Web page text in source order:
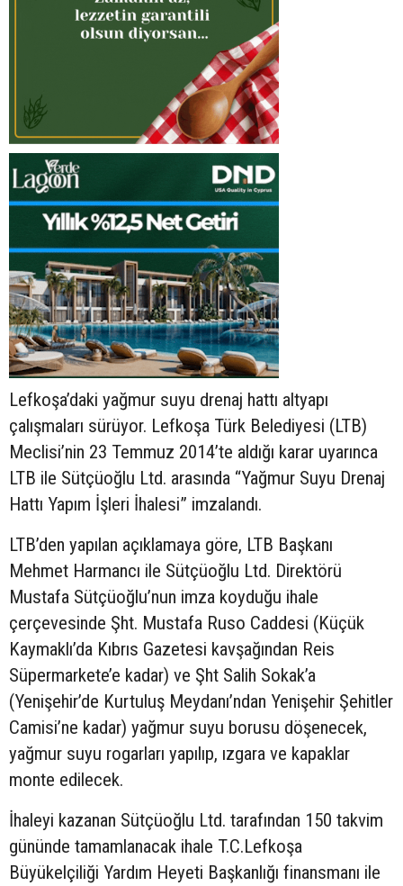
Lefkoşa’daki yağmur suyu drenaj hattı altyapı
çalışmaları sürüyor. Lefkoşa Türk Belediyesi (LTB)
Meclisi’nin 23 Temmuz 2014’te aldığı karar uyarınca
LTB ile Sütçüoğlu Ltd. arasında “Yağmur Suyu Drenaj
Hattı Yapım İşleri İhalesi” imzalandı.
LTB’den yapılan açıklamaya göre, LTB Başkanı
Mehmet Harmancı ile Sütçüoğlu Ltd. Direktörü
Mustafa Sütçüoğlu’nun imza koyduğu ihale
çerçevesinde Şht. Mustafa Ruso Caddesi (Küçük
Kaymaklı’da Kıbrıs Gazetesi kavşağından Reis
Süpermarkete’e kadar) ve Şht Salih Sokak’a
(Yenişehir’de Kurtuluş Meydanı’ndan Yenişehir Şehitler
Camisi’ne kadar) yağmur suyu borusu döşenecek,
yağmur suyu rogarları yapılıp, ızgara ve kapaklar
monte edilecek.
İhaleyi kazanan Sütçüoğlu Ltd. tarafından 150 takvim
gününde tamamlanacak ihale T.C.Lefkoşa
Büyükelçiliği Yardım Heyeti Başkanlığı finansmanı ile